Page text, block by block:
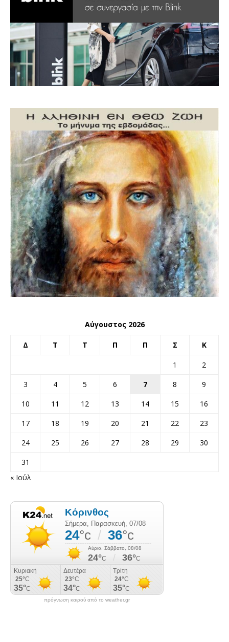
Αύγουστος 2026
Δ Τ Τ Π Π Σ Κ
1
2
3
4 5 6 7 8
9
10
11 12 13 14 15
16
17
18 19 20 21 22
23
24
25 26 27 28 29
30
31
« Ιούλ
πρόγνωση καιρού από το weather.gr